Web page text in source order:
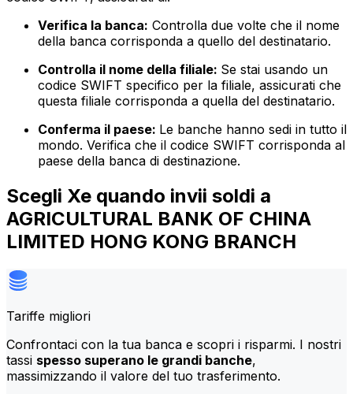
Verifica la banca: Controlla due volte che il nome
della banca corrisponda a quello del destinatario.
Controlla il nome della filiale: Se stai usando un
codice SWIFT specifico per la filiale, assicurati che
questa filiale corrisponda a quella del destinatario.
Conferma il paese: Le banche hanno sedi in tutto il
mondo. Verifica che il codice SWIFT corrisponda al
paese della banca di destinazione.
Scegli Xe quando invii soldi a
AGRICULTURAL BANK OF CHINA
LIMITED HONG KONG BRANCH
Tariffe migliori
Confrontaci con la tua banca e scopri i risparmi. I nostri
tassi spesso superano le grandi banche,
massimizzando il valore del tuo trasferimento.